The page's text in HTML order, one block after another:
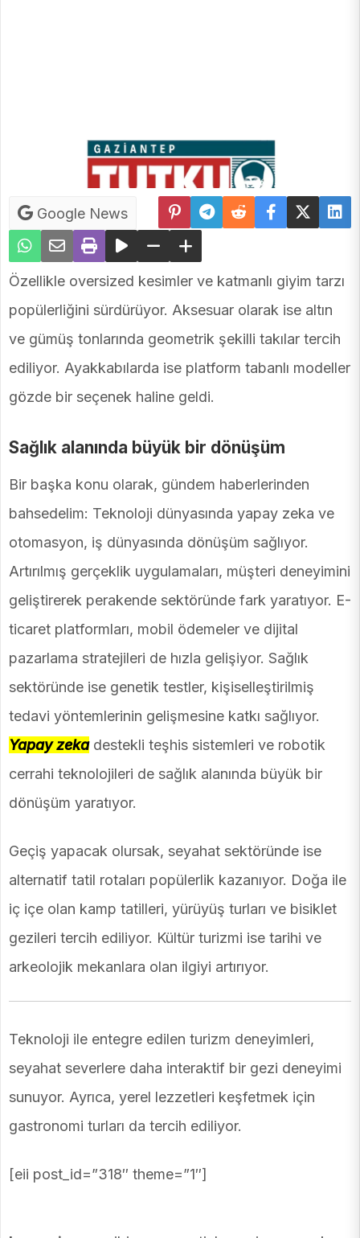
Google News
Özellikle oversized kesimler ve katmanlı giyim tarzı
popülerliğini sürdürüyor. Aksesuar olarak ise altın
ve gümüş tonlarında geometrik şekilli takılar tercih
ediliyor. Ayakkabılarda ise platform tabanlı modeller
gözde bir seçenek haline geldi.
Sağlık alanında büyük bir dönüşüm
Bir başka konu olarak, gündem haberlerinden
bahsedelim: Teknoloji dünyasında yapay zeka ve
otomasyon, iş dünyasında dönüşüm sağlıyor.
Artırılmış gerçeklik uygulamaları, müşteri deneyimini
geliştirerek perakende sektöründe fark yaratıyor. E-
ticaret platformları, mobil ödemeler ve dijital
pazarlama stratejileri de hızla gelişiyor. Sağlık
sektöründe ise genetik testler, kişiselleştirilmiş
tedavi yöntemlerinin gelişmesine katkı sağlıyor.
Yapay zekadestekli teşhis sistemleri ve robotik
cerrahi teknolojileri de sağlık alanında büyük bir
dönüşüm yaratıyor.
Geçiş yapacak olursak, seyahat sektöründe ise
alternatif tatil rotaları popülerlik kazanıyor. Doğa ile
iç içe olan kamp tatilleri, yürüyüş turları ve bisiklet
gezileri tercih ediliyor. Kültür turizmi ise tarihi ve
arkeolojik mekanlara olan ilgiyi artırıyor.
Teknoloji ile entegre edilen turizm deneyimleri,
seyahat severlere daha interaktif bir gezi deneyimi
sunuyor. Ayrıca, yerel lezzetleri keşfetmek için
gastronomi turları da tercih ediliyor.
[eii post_id=”318″ theme=”1″]